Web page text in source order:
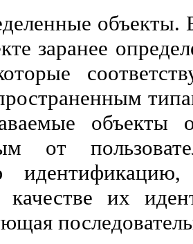
объекты.
заранее
объекты
от
их